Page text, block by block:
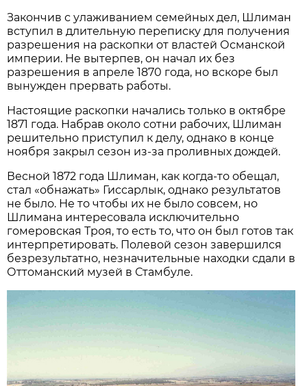
Закончив с улаживанием семейных дел, Шлиман
вступил в длительную переписку для получения
разрешения на раскопки от властей Османской
империи. Не вытерпев, он начал их без
разрешения в апреле 1870 года, но вскоре был
вынужден прервать работы.
Настоящие раскопки начались только в октябре
1871 года. Набрав около сотни рабочих, Шлиман
решительно приступил к делу, однако в конце
ноября закрыл сезон из-за проливных дождей.
Весной 1872 года Шлиман, как когда-то обещал,
стал «обнажать» Гиссарлык, однако результатов
не было. Не то чтобы их не было совсем, но
Шлимана интересовала исключительно
гомеровская Троя, то есть то, что он был готов так
интерпретировать. Полевой сезон завершился
безрезультатно, незначительные находки сдали в
Оттоманский музей в Стамбуле.